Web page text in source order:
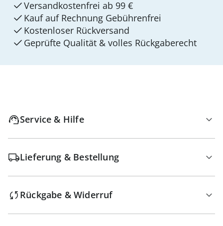
Versandkostenfrei ab 99 €
Kauf auf Rechnung Gebührenfrei
Kostenloser Rückversand
Geprüfte Qualität & volles Rückgaberecht
Service & Hilfe
Lieferung & Bestellung
Rückgabe & Widerruf